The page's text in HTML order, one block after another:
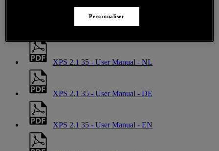
XPS 2.1 35 - User Manual - NL
XPS 2.1 35 - User Manual - DE
XPS 2.1 35 - User Manual - EN
Personnaliser